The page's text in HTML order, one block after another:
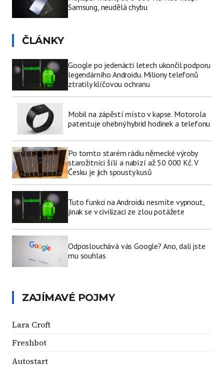
Samsung, neudělá chybu
ČLÁNKY
Google po jedenácti letech ukončil podporu
legendárního Androidu. Miliony telefonů
ztratily klíčovou ochranu
Mobil na zápěstí místo v kapse. Motorola
patentuje ohebný hybrid hodinek a telefonu
Po tomto starém rádiu německé výroby
starožitníci šílí a nabízí až 50 000 Kč. V
Česku je jich spousty kusů
Tuto funkci na Androidu nesmíte vypnout,
jinak se v civilizaci ze zlou potážete
Odposlouchává vás Google? Ano, dali jste
mu souhlas
ZAJÍMAVÉ POJMY
Lara Croft
Freshbot
Autostart